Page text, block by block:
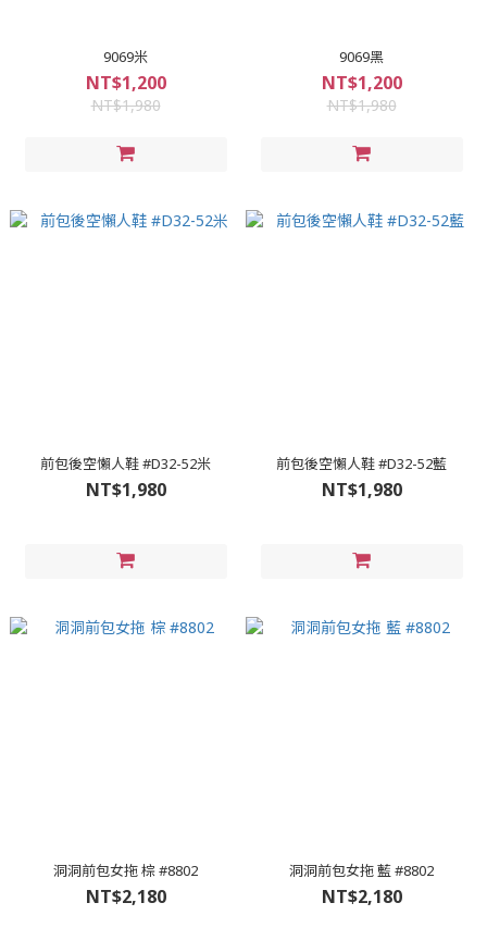
9069米
NT$1,200
NT$1,980
9069黑
NT$1,200
NT$1,980
前包後空懶人鞋 #D32-52米
NT$1,980
前包後空懶人鞋 #D32-52藍
NT$1,980
洞洞前包女拖 棕 #8802
NT$2,180
洞洞前包女拖 藍 #8802
NT$2,180